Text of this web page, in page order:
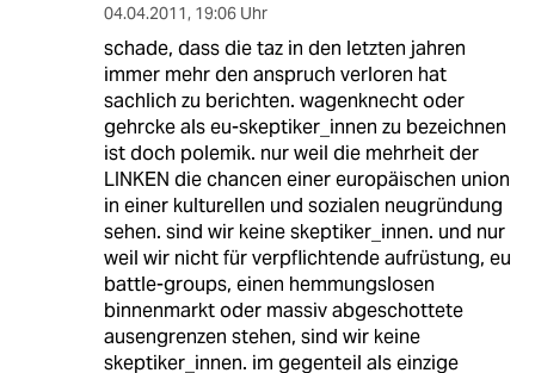
04.04.2011, 19:06 Uhr
schade, dass die taz in den letzten jahren
immer mehr den anspruch verloren hat
sachlich zu berichten. wagenknecht oder
gehrcke als eu-skeptiker_innen zu bezeichnen
ist doch polemik. nur weil die mehrheit der
LINKEN die chancen einer europäischen union
in einer kulturellen und sozialen neugründung
sehen. sind wir keine skeptiker_innen. und nur
weil wir nicht für verpflichtende aufrüstung, eu
battle-groups, einen hemmungslosen
binnenmarkt oder massiv abgeschottete
ausengrenzen stehen, sind wir keine
skeptiker_innen. im gegenteil als einzige